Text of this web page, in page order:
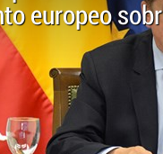
europeo